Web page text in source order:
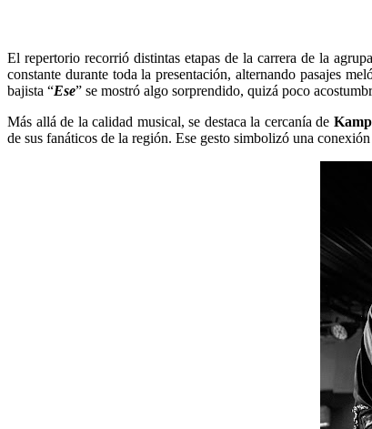
El repertorio recorrió distintas etapas de la carrera de la
constante durante toda la presentación, alternando pasajes
bajista “Ese” se mostró algo sorprendido, quizá poco
Más allá de la calidad musical, se destaca la cercanía de
de sus fanáticos de la región. Ese gesto simbolizó una